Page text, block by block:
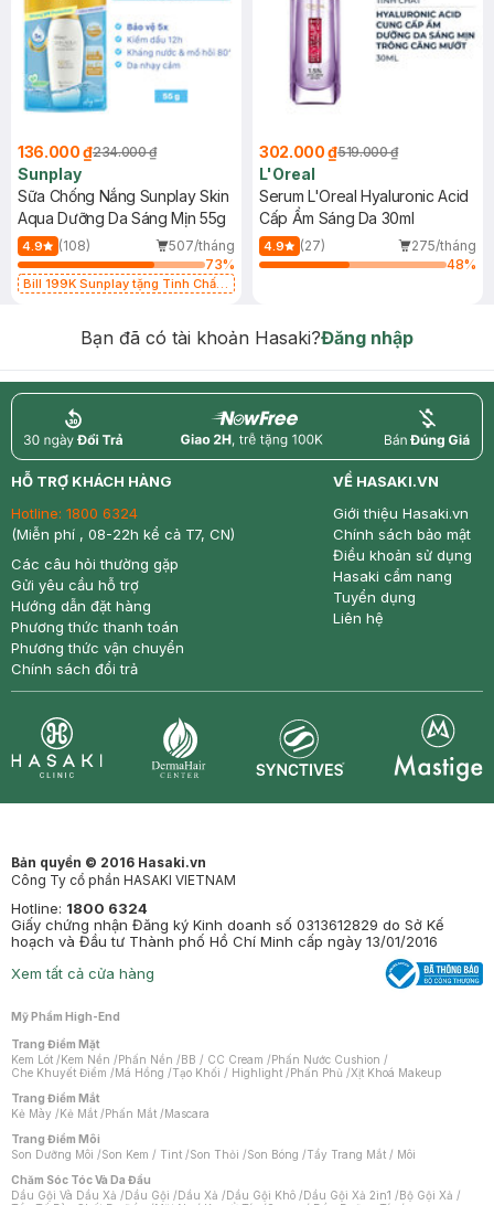
136.000 ₫234.000 ₫
Sunplay
Sữa Chống Nắng Sunplay Skin
Aqua Dưỡng Da Sáng Mịn 55g
4.9 (108)
507/tháng
73%
Bill 199K Sunplay tặng Tinh Chất
302.000 ₫519.000 ₫
L'Oreal
Serum L'Oreal Hyaluronic Acid
Cấp Ẩm Sáng Da 30ml
4.9 (27)
275/tháng
48%
Bạn đã có tài khoản Hasaki?Đăng nhập
return nowfree price
HỖ TRỢ KHÁCH HÀNG
Hotline: 1800 6324
(Miễn phí , 08-22h kể cả T7, CN)
Các câu hỏi thường gặp
Gửi yêu cầu hỗ trợ
Hướng dẫn đặt hàng
Phương thức thanh toán
Phương thức vận chuyển
Chính sách đổi trả
VỀ HASAKI.VN
Giới thiệu Hasaki.vn
Chính sách bảo mật
Điều khoản sử dụng
Hasaki cẩm nang
Tuyển dụng
Liên hệ
Bản quyền © 2016 Hasaki.vn
Công Ty cổ phần HASAKI VIETNAM
Hotline: 1800 6324
Giấy chứng nhận Đăng ký Kinh doanh số 0313612829 do Sở Kế
hoạch và Đầu tư Thành phố Hồ Chí Minh cấp ngày 13/01/2016
Xem tất cả cửa hàng
Mỹ Phẩm High-End
Trang Điểm Mặt
Kem Lót /Kem Nền /Phấn Nền /BB / CC Cream /Phấn Nước Cushion /
Che Khuyết Điểm /Má Hồng /Tạo Khối / Highlight /Phấn Phủ /Xịt Khoá Makeup
Trang Điểm Mắt
Kẻ Mày /Kẻ Mắt /Phấn Mắt /Mascara
Trang Điểm Môi
Son Dưỡng Môi /Son Kem / Tint /Son Thỏi /Son Bóng /Tẩy Trang Mắt / Môi
Chăm Sóc Tóc Và Da Đầu
Dầu Gội Và Dầu Xả /Dầu Gội /Dầu Xả /Dầu Gội Khô /Dầu Gội Xả 2in1 /Bộ Gội Xả /